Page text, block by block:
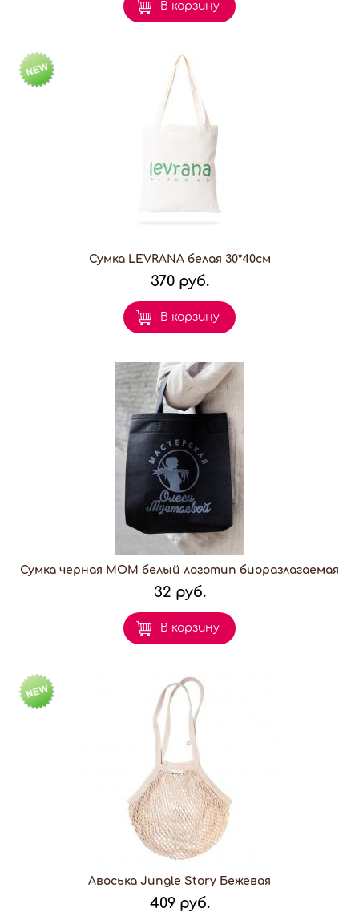
В корзину
Сумка LEVRANA белая 30*40см
370 руб.
В корзину
Сумка черная МОМ белый логотип биоразлагаемая
32 руб.
В корзину
Авоська Jungle Story Бежевая
409 руб.